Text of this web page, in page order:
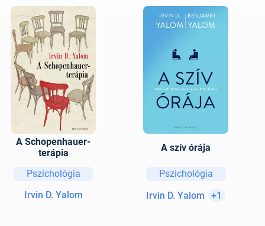
A Schopenhauer-
terápia
Pszichológia
Irvin D. Yalom
A szív órája
Pszichológia
Irvin D. Yalom
+1